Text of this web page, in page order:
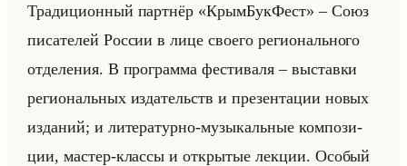
Тра­ди­ци­он­ный парт­нёр «КрымБукФест» – Союз
пи­са­те­лей Рос­сии в лице сво­его ре­ги­онально­го
от­де­ле­ния. В про­грам­ма фе­сти­ва­ля – вы­став­ки
ре­ги­ональных из­да­тельств и пре­зен­та­ции новых
из­да­ний; и ли­те­ра­тур­но-му­зы­кальные ком­по­зи­
ции, ма­стер-клас­сы и от­кры­тые лек­ции. Осо­бый